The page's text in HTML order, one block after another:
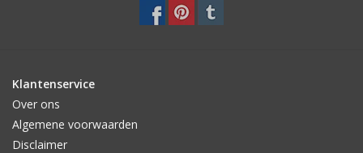
Klantenservice
Over ons
Algemene voorwaarden
Disclaimer